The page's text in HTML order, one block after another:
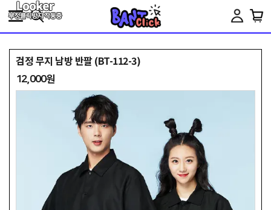
Toggle
검정 무지 남방 반팔 (BT-112-3)
12,000원